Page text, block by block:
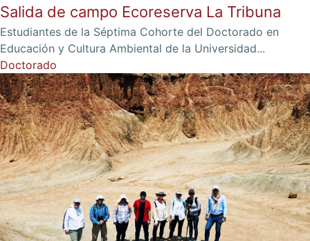
Salida de campo Ecoreserva La Tribuna
Estudiantes de la Séptima Cohorte del Doctorado en
Educación y Cultura Ambiental de la Universidad...
Doctorado